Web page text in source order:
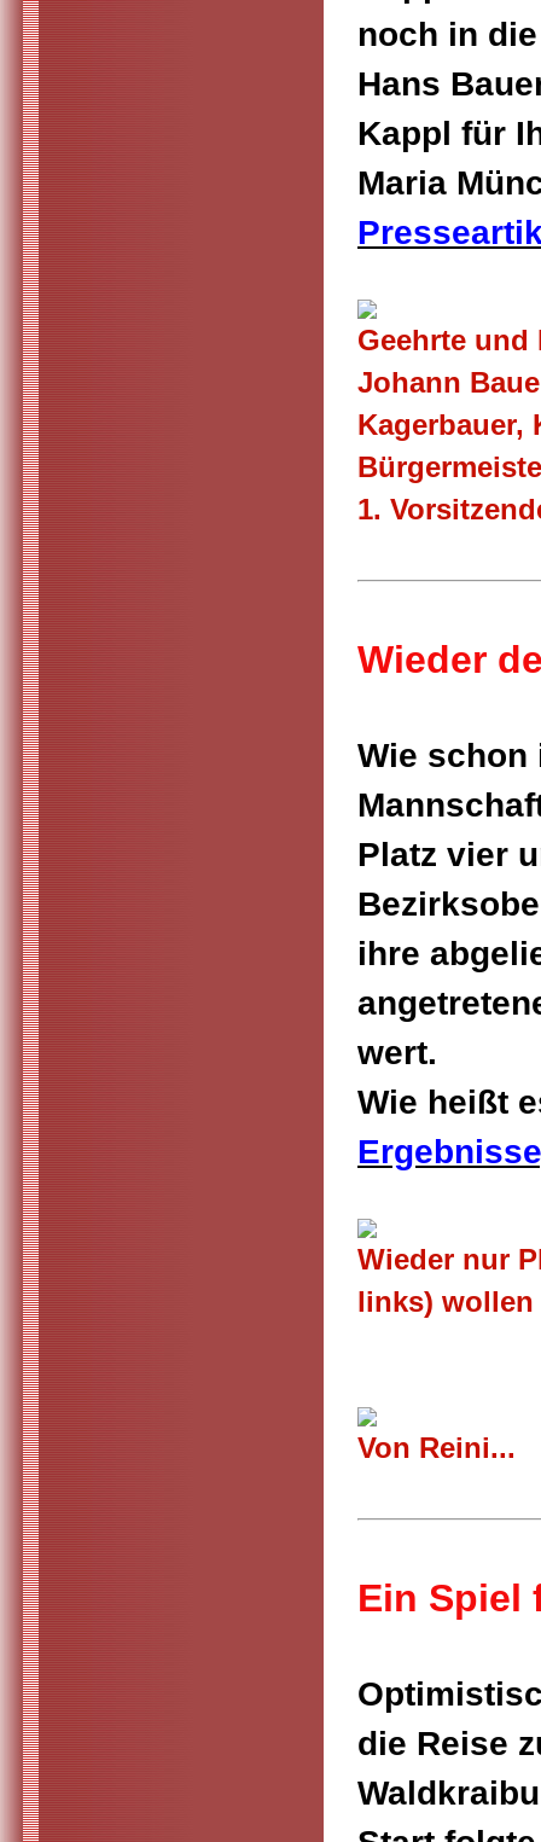
noch in
Hans
Kappl für
Maria
Geehrte und
Johann
Kagerbauer,
1.
Wieder
Wie schon
Platz vier
ihre
wert.
Wie heißt
Wieder nur
links) wollen
Von Reini...
Ein Spiel
die Reise